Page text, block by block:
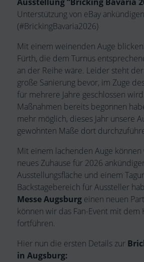
Unterstützung von eBay
(#BrickingBavaria2026)
Mit einem weinenden Auge
Fürth, die dem Turnus
an der Reihe wäre. Leider steht
große Sanierung bevor, im Zuge
für mehrere Jahre geschlossen
Maßnahmen bereits begonnen
mehr möglich, dieses Jahr unsere
gewohnten Maße dort
Mit einem lachenden Auge
neues Zuhause für 2026
Ausstellungsfläche und einem
Backstagebereich für Aussteller
Messe Augsburg einen neuen
können wir das Fan-Event mit dem
fortführen.
Hier nun die ersten Details zur
in Augsburg: